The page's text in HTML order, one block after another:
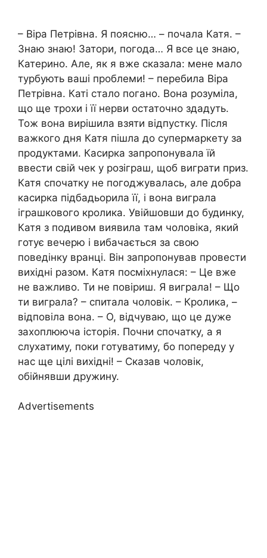
– Віра Петрівна. Я поясню… – почала Катя. –
Знаю знаю! Затори, погода… Я все це знаю,
Катерино. Але, як я вже сказала: мене мало
турбують ваші проблеми! – перебила Віра
Петрівна. Каті стало погано. Вона розуміла,
що ще трохи і її нерви остаточно здадуть.
Тож вона вирішила взяти відпустку. Після
важкого дня Катя пішла до супермаркету за
продуктами. Касирка запропонувала їй
ввести свій чек у розіграш, щоб виграти приз.
Катя спочатку не погоджувалась, але добра
касирка підбадьорила її, і вона виграла
іграшкового кролика. Увійшовши до будинку,
Катя з подивом виявила там чоловіка, який
готує вечерю і вибачається за свою
поведінку вранці. Він запропонував провести
вихідні разом. Катя посміхнулася: – Це вже
не важливо. Ти не повіриш. Я виграла! – Що
ти виграла? – спитала чоловік. – Кролика, –
відповіла вона. – О, відчуваю, що це дуже
захоплююча історія. Почни спочатку, а я
слухатиму, поки готуватиму, бо попереду у
нас ще цілі вихідні! – Сказав чоловік,
обійнявши дружину.
Advertisements